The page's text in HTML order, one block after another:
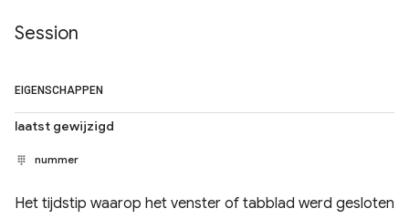
Session
EIGENSCHAPPEN
laatst gewijzigd
nummer
Het tijdstip waarop het venster of tabblad werd gesloten